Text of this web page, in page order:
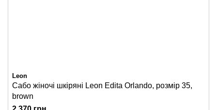
Leon
Сабо жіночі шкіряні Leon Edita Orlando, розмір 35,
brown